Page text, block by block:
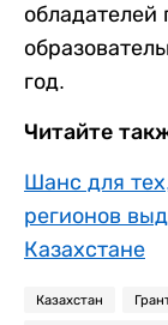
обладателей
год.
Читайте
Шанс для
регионов
Казахстане
Казахстан